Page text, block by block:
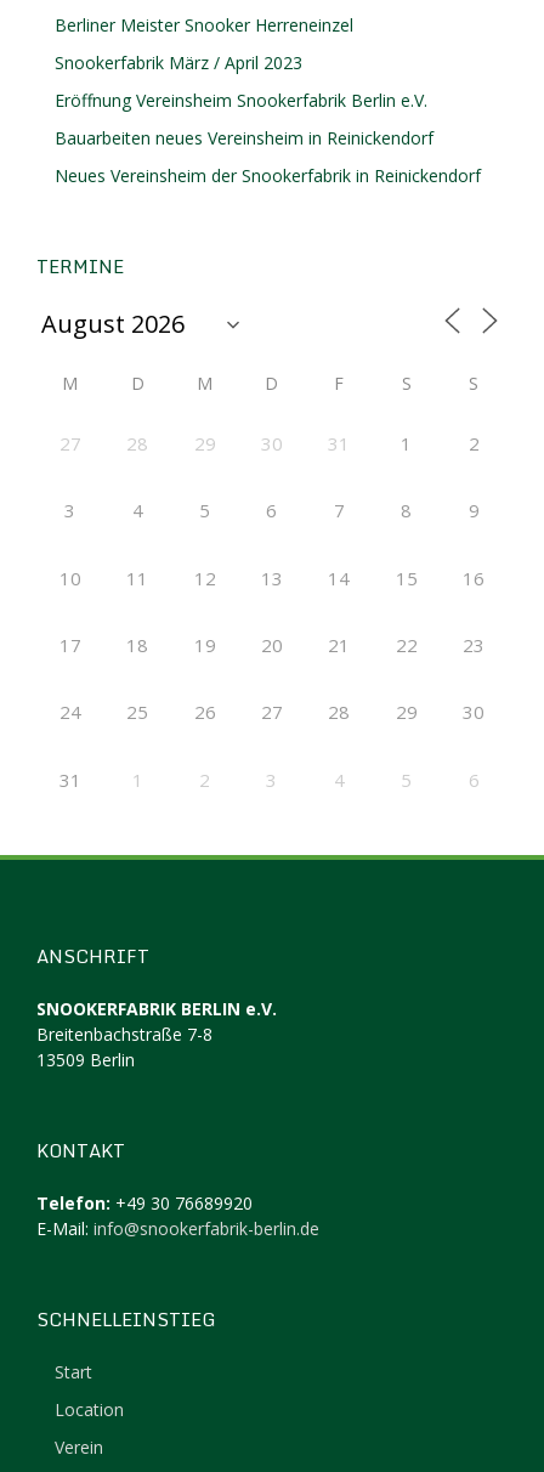
Berliner Meister Snooker Herreneinzel
Snookerfabrik März / April 2023
Eröffnung Vereinsheim Snookerfabrik Berlin e.V.
Bauarbeiten neues Vereinsheim in Reinickendorf
Neues Vereinsheim der Snookerfabrik in Reinickendorf
TERMINE
M D M D F S S
27 28 29 30 31 1 2
3 4 5 6 7 8 9
10 11 12 13 14 15 16
17 18 19 20 21 22 23
24 25 26 27 28 29 30
31 1 2 3 4 5 6
ANSCHRIFT
SNOOKERFABRIK BERLIN e.V.
Breitenbachstraße 7-8
13509 Berlin
KONTAKT
Telefon: +49 30 76689920
E-Mail: info@snookerfabrik-berlin.de
SCHNELLEINSTIEG
Start
Location
Verein